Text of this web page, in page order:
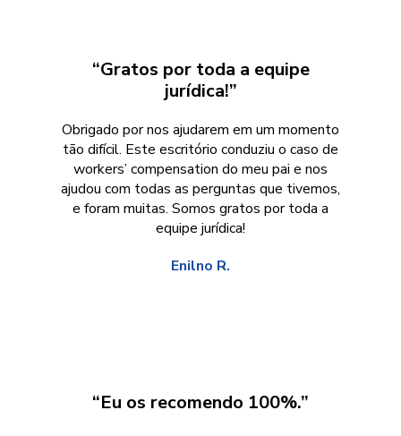
“Gratos por toda a equipe
jurídica!”
Obrigado por nos ajudarem em um momento
tão difícil. Este escritório conduziu o caso de
workers’ compensation do meu pai e nos
ajudou com todas as perguntas que tivemos,
e foram muitas. Somos gratos por toda a
equipe jurídica!
Enilno R.
“Eu os recomendo 100%.”